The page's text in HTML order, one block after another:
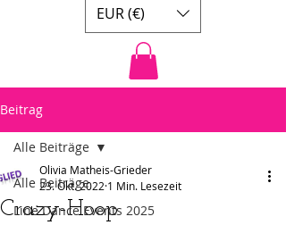
EUR (€)
Beitrag
Alle Beiträge
Line Dance Events 2025
Alle Beiträge
Crazy-Hoop
Olivia Matheis-Grieder
23. Okt. 2022 1 Min. Lesezeit